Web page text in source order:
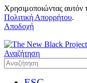
Χρησιμοποιώντας αυτόν
Πολιτική Απορρήτου.
Αποδοχή
Αναζήτηση